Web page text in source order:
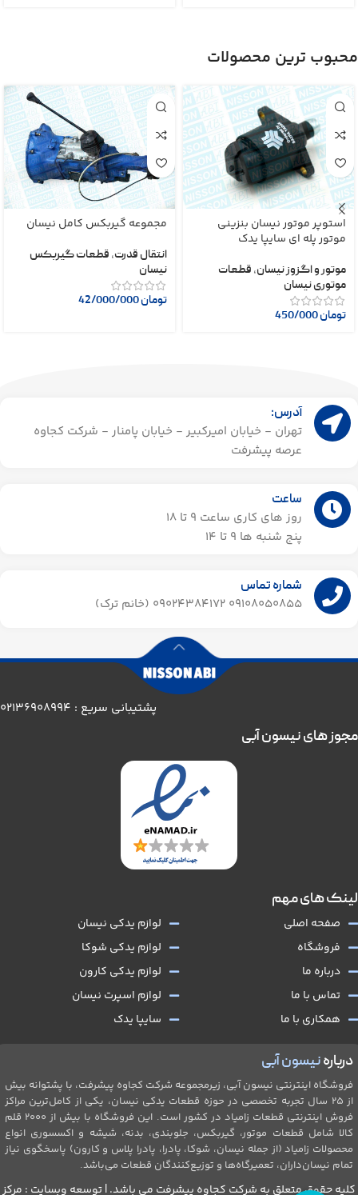
محبوب ترین محصولات
استوپر موتور نیسان بنزینی
موتور پله ای سایپا یدک
موتور و اگزوز نیسان, قطعات
موتوری نیسان
تومان
مجموعه گیربکس کامل نیسان
انتقال قدرت, قطعات گیربکس
نیسان
تومان
آدرس:
تهران - خیابان امیرکبیر - خیابان پامنار - شرکت کجاوه
عرصه پیشرفت
ساعت
روز های کاری ساعت ۹ تا 18
پنج شنبه ها 9 تا 14​
شماره تماس
09108050855 09024384172 (خانم ترک)
پشتیبانی سریع : 02136908994
دربارهنیسون آبی
فروشگاه اینترنتی نیسون آبی، زیرمجموعه شرکت کجاوه پیشرفت، با پشتوانه بیش
از ۲۵ سال تجربه تخصصی در حوزه قطعات یدکی نیسان، یکی از کامل‌ترین مراکز
فروش اینترنتی قطعات زامیاد در کشور است. این فروشگاه با بیش از 2۰۰۰ قلم
کالا شامل قطعات موتور، گیربکس، جلو‌بندی، بدنه، شیشه و اکسسوری انواع
محصولات زامیاد (از جمله نیسان، شوکا، پادرا، پادرا پلاس و کارون) پاسخگوی نیاز
تمام نیسان‌داران، تعمیرگاه‌ها و توزیع‌کنندگان قطعات می‌باشد.
لینک های مهم
صفحه اصلی
فروشگاه
درباره ما
تماس با ما
همکاری با ما
لوازم یدکی نیسان
لوازم یدکی شوکا
لوازم یدکی کارون
لوازم اسپرت نیسان
سایپا یدک
مجوز های نیسون آبی
کلیه حقوق متعلق به شرکت کجاوه پیشرفت می باشد. | توسعه وبسایت : مرکز